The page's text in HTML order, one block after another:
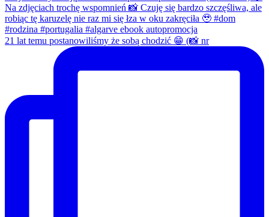
21 lat temu postanowiliśmy że sobą chodzić 😁 (📸 nr